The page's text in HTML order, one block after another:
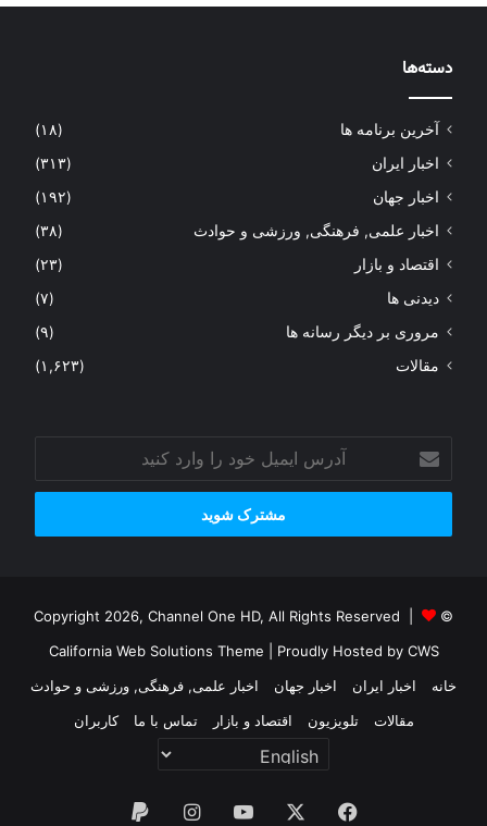
دسته‌ها
آخرین برنامه ها
(۱۸)
اخبار ایران
(۳۱۳)
اخبار جهان
(۱۹۲)
اخبار علمی, فرهنگی, ورزشی و حوادث
(۳۸)
اقتصاد و بازار
(۲۳)
دیدنی ها
(۷)
مروری بر دیگر رسانه ها
(۹)
مقالات
(۱,۶۲۳)
ایمیل
خود
وارد
© Copyright 2026, Channel One HD, All Rights Reserved |
California Web Solutions Theme | Proudly Hosted by CWS
خانه
اخبار ایران اخبار جهان
اخبار علمی, فرهنگی, ورزشی و حوادث
مقالات
تلویزیون اقتصاد و بازار تماس با ما کاربران
فیس یوتیوب اینستاگرام